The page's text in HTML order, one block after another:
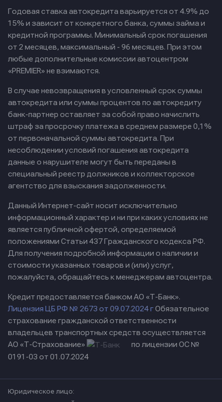
Годовая ставка автокредита варьируется от 4.9% до
15% и зависит от конкретного банка, суммы займа и
кредитной программы. Минимальный срок погашения
от 2 месяцев, максимальный - 96 месяцев. При этом
любые дополнительные комиссии автоцентром
«PREMIER» не взимаются.
В случае невозвращения в условленный срок суммы
автокредита или суммы процентов по автокредиту
банк-партнер оставляет за собой право начислить
штраф за просрочку платежа в среднем размере 0,1%
от первоначальной суммы автокредита. При
несоблюдении условий погашения автокредита
данные о нарушителе могут быть переданы в
специальный реестр должников и коллекторское
агентство для взыскания задолженности.
Данный Интернет-сайт носит исключительно
информационный характер и ни при каких условиях не
является публичной офертой, определяемой
положениями Статьи 437 Гражданского кодекса РФ.
Для получения подробной информации о наличии и
стоимости указанных товаров и (или) услуг,
пожалуйста, обращайтесь к менеджерам автоцентра.
Кредит предоставляется банком АО «Т-Банк».
Лицензия ЦБ РФ № 2673 от 09.07.2024 гОбязательное
страхование гражданской ответственности
владельцев транспортных средств осуществляется
АО «Т-Страхование»
по лицензии ОС №
0191-03 от 01.07.2024
Юридическое лицо: